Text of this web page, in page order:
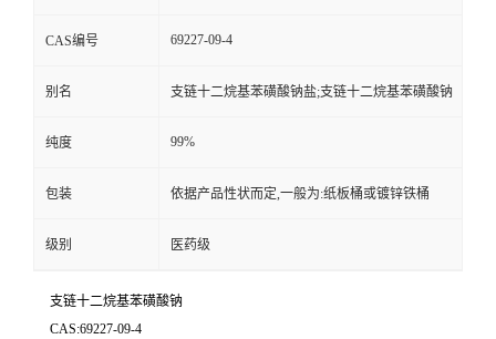
CAS编号 69227-09-4
别名 支链十二烷基苯磺酸钠盐;支链十二烷基苯磺酸钠
纯度 99%
包装 依据产品性状而定,一般为:纸板桶或镀锌铁桶
级别 医药级
支链十二烷基苯磺酸钠
CAS:69227-09-4